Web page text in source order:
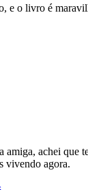
e o livro é
achei que
vivendo agora.